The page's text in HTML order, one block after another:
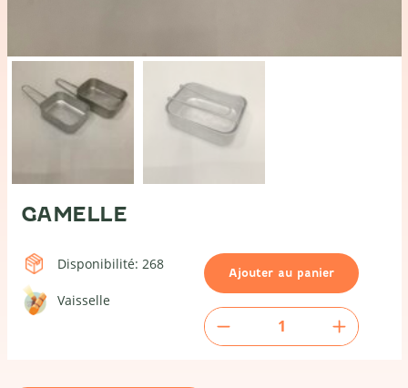
GAMELLE
Disponibilité: 268
Vaisselle
Ajouter au panier
quantité
de
Gamelle